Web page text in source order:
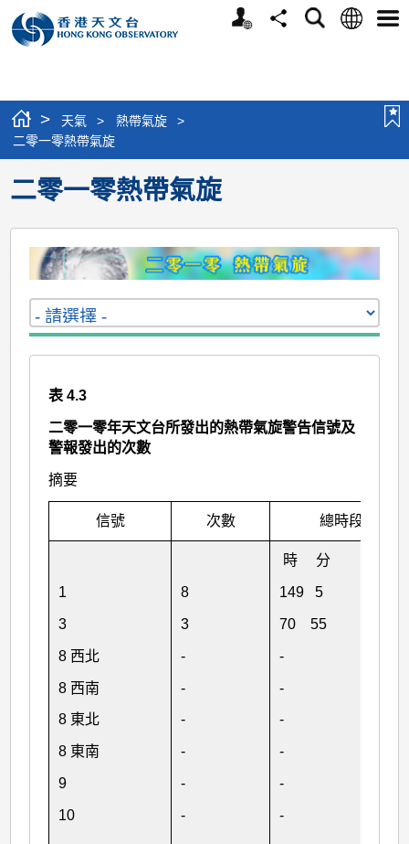
個
分
搜
語
選
> 天氣 > 熱帶氣旋
>
二零一零熱帶氣旋
二零一零熱帶氣旋
表 4.3
二零一零年天文台所發出的熱帶氣旋警告信號及
警報發出的次數
摘要
信號 次數 總時段
1
3
8 西北
8 西南
8 東北
8 東南
9
10
8
3
-
-
-
-
-
-
時 分
149 5
70 55
-
-
-
-
-
-